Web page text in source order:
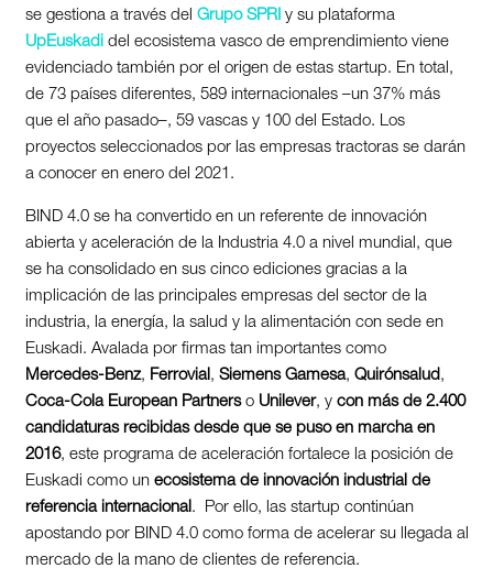
se gestiona a través del Grupo SPRI y su plataforma
UpEuskadi del ecosistema vasco de emprendimiento viene
evidenciado también por el origen de estas startup. En total,
de 73 países diferentes, 589 internacionales –un 37% más
que el año pasado–, 59 vascas y 100 del Estado. Los
proyectos seleccionados por las empresas tractoras se darán
a conocer en enero del 2021.
BIND 4.0 se ha convertido en un referente de innovación
abierta y aceleración de la Industria 4.0 a nivel mundial, que
se ha consolidado en sus cinco ediciones gracias a la
implicación de las principales empresas del sector de la
industria, la energía, la salud y la alimentación con sede en
Euskadi. Avalada por firmas tan importantes como
Mercedes-Benz, Ferrovial, Siemens Gamesa, Quirónsalud,
Coca-Cola European Partnerso Unilever, y con más de 2.400
candidaturas recibidas desde que se puso en marcha en
2016, este programa de aceleración fortalece la posición de
Euskadi como un ecosistema de innovación industrial de
referencia internacional. Por ello, las startup continúan
apostando por BIND 4.0 como forma de acelerar su llegada al
mercado de la mano de clientes de referencia.